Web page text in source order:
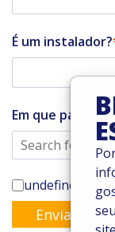
É um instalador?
Em que país
undefined
Enviar